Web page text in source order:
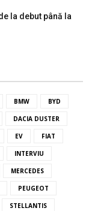
la debut până la
BMW BYD
DACIA DUSTER
EV FIAT
INTERVIU
MERCEDES
PEUGEOT
STELLANTIS